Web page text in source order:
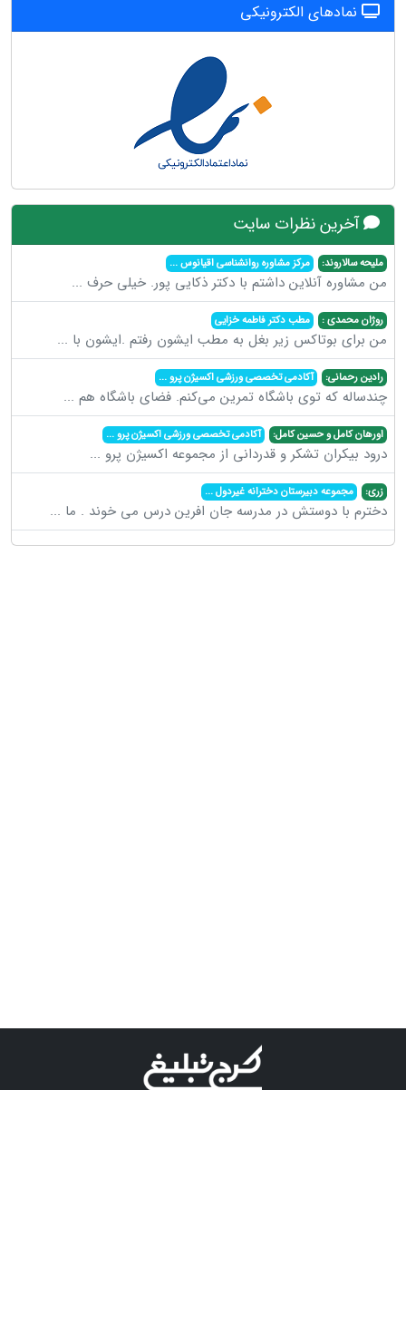
نمادهای الکترونیکی
آخرین نظرات سایت
ملیحه سالاروند: مرکز مشاوره روانشناسی اقیانوس...
من مشاوره آنلاین داشتم با دکتر ذکایی پور. خیلی حرف ...
روژان محمدی : مطب دکتر فاطمه خزایی
من برای بوتاکس زیر بغل به مطب ایشون رفتم .ایشون با ...
رادین رحمانی: آکادمی تخصصی ورزشی اکسیژن پرو...
چندساله که توی باشگاه تمرین می‌کنم. فضای باشگاه هم ...
اورهان کامل و حسین کامل: آکادمی تخصصی ورزشی اکسیژن پرو...
درود بیکران تشکر و قدردانی از مجموعه اکسیژن پرو ...
زری: مجموعه دبیرستان دخترانه غیردول...
دخترم با دوستش در مدرسه جان افرین درس می خوند . ما ...